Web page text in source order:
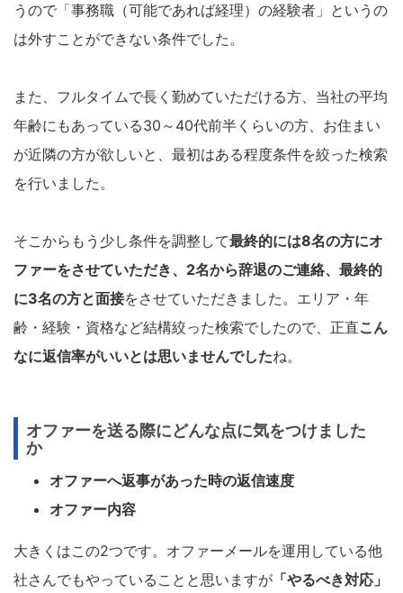
うので「事務職（可能であれば経理）の経験者」というの
は外すことができない条件でした。
また、フルタイムで長く勤めていただける方、当社の平均
年齢にもあっている30～40代前半くらいの方、お住まい
が近隣の方が欲しいと、最初はある程度条件を絞った検索
を行いました。
そこからもう少し条件を調整して最終的には8名の方にオ
ファーをさせていただき、2名から辞退のご連絡、最終的
に3名の方と面接をさせていただきました。エリア・年
齢・経験・資格など結構絞った検索でしたので、正直こん
なに返信率がいいとは思いませんでしたね。
オファーを送る際にどんな点に気をつけました
か
オファーへ返事があった時の返信速度
オファー内容
大きくはこの2つです。オファーメールを運用している他
社さんでもやっていることと思いますが 「やるべき対応」